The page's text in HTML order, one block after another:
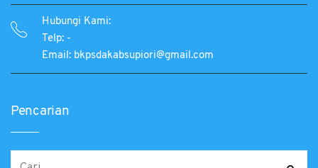
Hubungi Kami:
Telp: -
Email: bkpsdakabsupiori@gmail.com
Pencarian